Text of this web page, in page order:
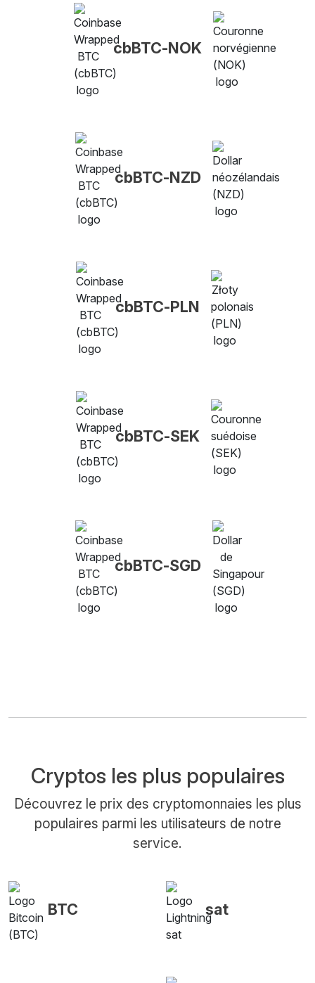
cbBTC-NOK
cbBTC-NZD
cbBTC-PLN
cbBTC-SEK
cbBTC-SGD
Cryptos les plus populaires
Découvrez le prix des cryptomonnaies les plus
populaires parmi les utilisateurs de notre
service.
BTC sat